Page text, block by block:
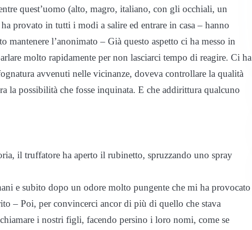
quest’uomo (alto, magro, italiano, con gli occhiali, un
provato in tutti i modi a salire ed entrare in casa – hanno
mantenere l’anonimato – Già questo aspetto ci ha messo in
molto rapidamente per non lasciarci tempo di reagire. Ci ha
avvenuti nelle vicinanze, doveva controllare la qualità
la possibilità che fosse inquinata. E che addirittura qualcuno
il truffatore ha aperto il rubinetto, spruzzando uno spray
e subito dopo un odore molto pungente che mi ha provocato
– Poi, per convincerci ancor di più di quello che stava
i nostri figli, facendo persino i loro nomi, come se